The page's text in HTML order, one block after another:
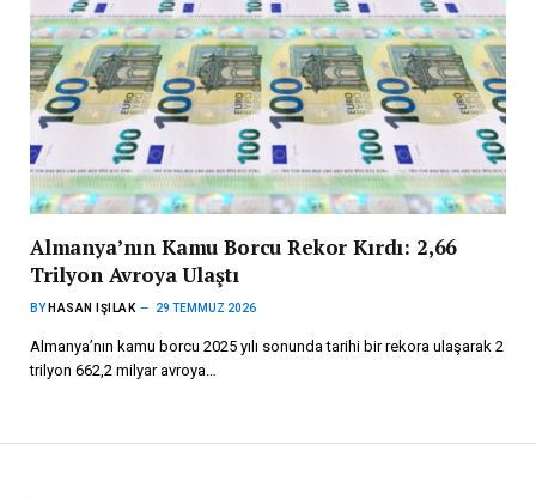
Almanya’nın Kamu Borcu Rekor Kırdı: 2,66
Trilyon Avroya Ulaştı
BY HASAN IŞILAK 29 TEMMUZ 2026
Almanya’nın kamu borcu 2025 yılı sonunda tarihi bir rekora ulaşarak 2
trilyon 662,2 milyar avroya…